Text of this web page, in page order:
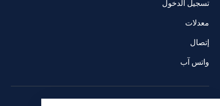
تسجيل الدخول
معدلات
إتصال
واتس آب